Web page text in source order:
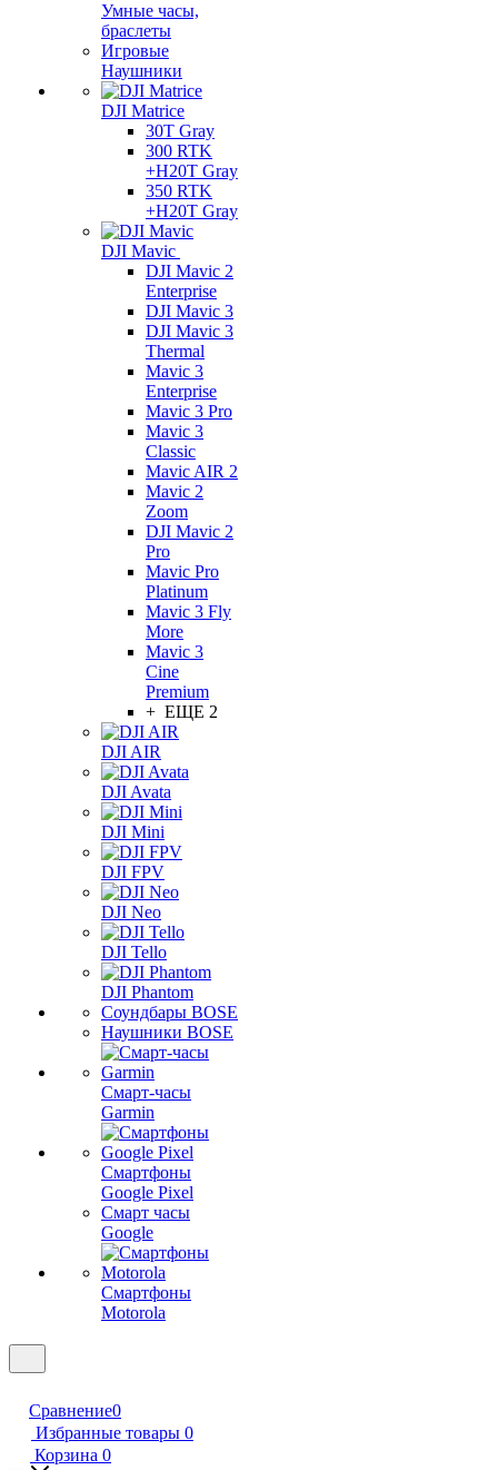
Умные часы,
браслеты
Игровые
Наушники
DJI Matrice
30T Gray
300 RTK
+H20T Gray
350 RTK
+H20T Gray
DJI Mavic
DJI Mavic 2
Enterprise
DJI Mavic 3
DJI Mavic 3
Thermal
Mavic 3
Enterprise
Mavic 3 Pro
Mavic 3
Сlassic
Mavic AIR 2
Mavic 2
Zoom
DJI Mavic 2
Pro
Mavic Pro
Platinum
Mavic 3 Fly
More
Mavic 3
Cine
Premium
+ ЕЩЕ 2
DJI AIR
DJI Avata
DJI Mini
DJI FPV
DJI Neo
DJI Tello
DJI Phantom
Соундбары BOSE
Наушники BOSE
Смарт-часы
Garmin
Смартфоны
Google Pixel
Смарт часы
Google
Смартфоны
Motorola
Сравнение0
Избранные товары 0
Корзина 0